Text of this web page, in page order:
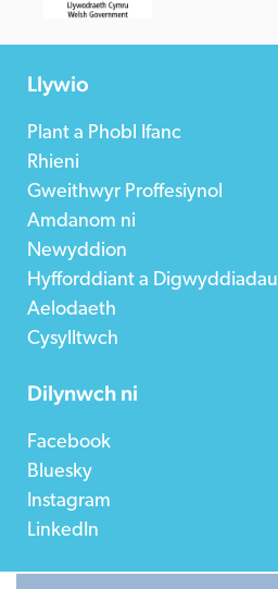
Llywio
Plant a Phobl Ifanc
Rhieni
Gweithwyr Proffesiynol
Amdanom ni
Newyddion
Hyfforddiant a Digwyddiadau
Aelodaeth
Cysylltwch
Dilynwch ni
Facebook
Bluesky
Instagram
LinkedIn